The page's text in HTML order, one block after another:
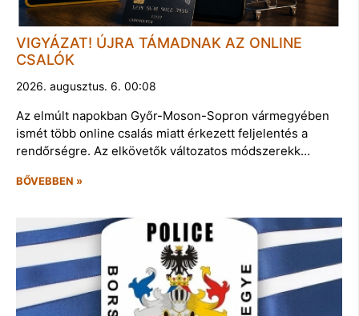
VIGYÁZAT! ÚJRA TÁMADNAK AZ ONLINE
CSALÓK
2026. augusztus. 6. 00:08
Az elmúlt napokban Győr-Moson-Sopron vármegyében
ismét több online csalás miatt érkezett feljelentés a
rendőrségre. Az elkövetők változatos módszerekk…
BŐVEBBEN »